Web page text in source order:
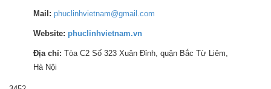
Mail: phuclinhvietnam@gmail.com
Website: phuclinhvietnam.vn
Địa chỉ: Tòa C2 Số 323 Xuân Đỉnh, quận Bắc Từ Liêm,
Hà Nội